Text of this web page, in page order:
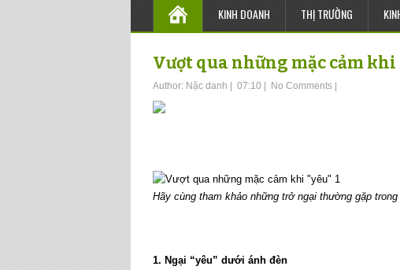
KINH DOANH THỊ TRƯỜNG
Vượt qua những mặc cảm khi
Author: Nặc danh 07:10 No Comments
Hãy cùng tham khảo những trở ngại thường gặp
1. Ngại “yêu” dưới ánh đèn